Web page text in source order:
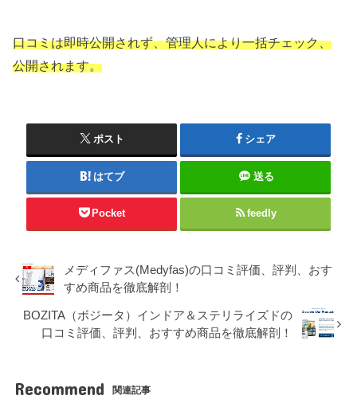
口コミは即時公開されず、管理人により一括チェック、
公開されます。
ポスト シェア
はてブ 送る
Pocket feedly
メディファス(Medyfas)の口コミ評価、評判、おす
すめ商品を徹底解剖！
BOZITA（ボジータ）インドア＆ステリライズドの
口コミ評価、評判、おすすめ商品を徹底解剖！
Recommend 関連記事